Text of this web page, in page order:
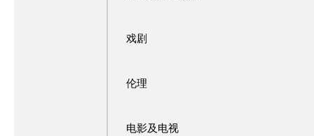
戏剧
伦理
电影及电视